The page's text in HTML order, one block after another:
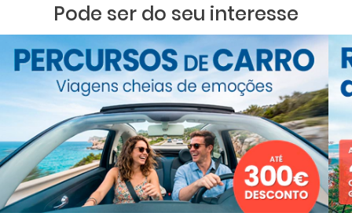
Pode ser do seu interesse